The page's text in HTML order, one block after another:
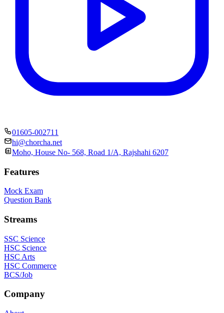
01605-002711
hi@chorcha.net
Moho, House No- 568, Road 1/A, Rajshahi 6207
Features
Mock Exam
Question Bank
Streams
SSC Science
HSC Science
HSC Arts
HSC Commerce
BCS/Job
Company